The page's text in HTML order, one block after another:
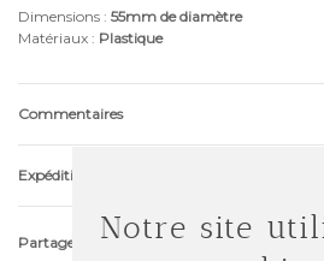
Dimensions : 55mm de diamètre
Matériaux : Plastique
Commentaires
Expédition & Retour
Partager
Notre site